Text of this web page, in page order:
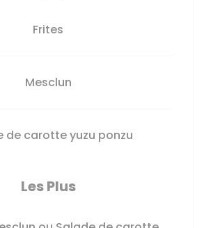
Frites
Mesclun
de carotte yuzu ponzu
Les Plus